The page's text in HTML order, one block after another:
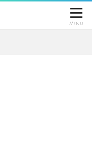

Menu